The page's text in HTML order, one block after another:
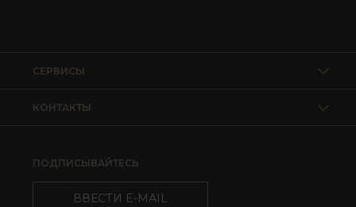
КОНТАКТЫ
СЕРВИСЫ
ПОДПИСЫВАЙТЕСЬ
ВВЕСТИ E-MAIL